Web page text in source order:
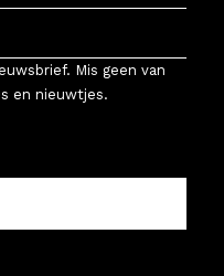
Mis geen van
en nieuwtjes.